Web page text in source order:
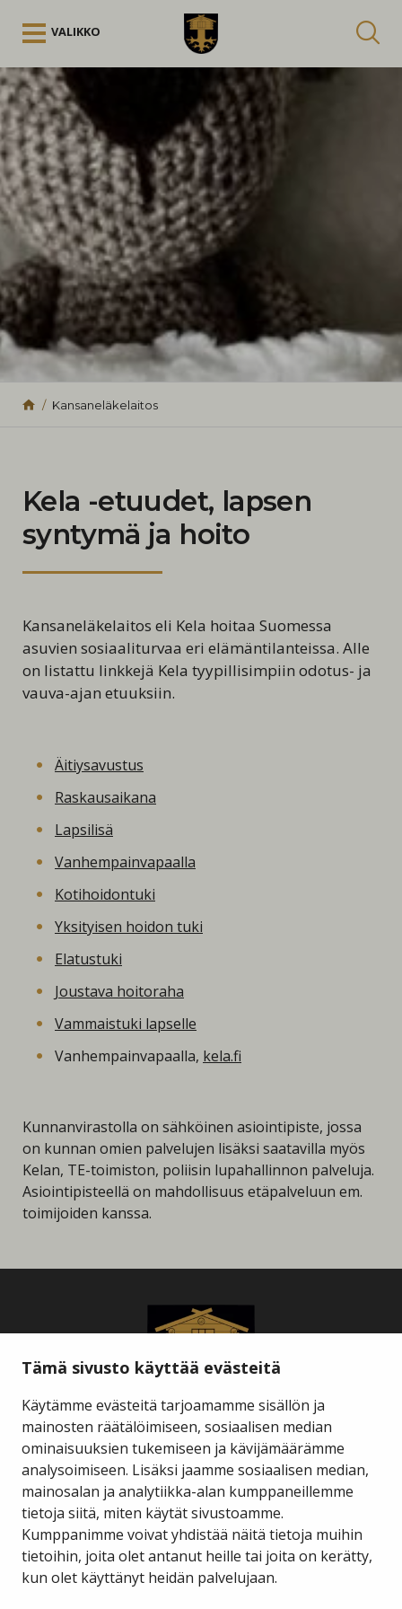
Tämä sivusto käyttää evästeitä
Käytämme evästeitä tarjoamamme sisällön ja
mainosten räätälöimiseen, sosiaalisen median
ominaisuuksien tukemiseen ja kävijämäärämme
analysoimiseen. Lisäksi jaamme sosiaalisen median,
mainosalan ja analytiikka-alan kumppaneillemme
tietoja siitä, miten käytät sivustoamme.
Kumppanimme voivat yhdistää näitä tietoja muihin
tietoihin, joita olet antanut heille tai joita on kerätty,
kun olet käyttänyt heidän palvelujaan.
VALIKKO
Kuuntele
Kansaneläkelaitos
Kela -etuudet, lapsen
syntymä ja hoito
Kansaneläkelaitos eli Kela hoitaa Suomessa
asuvien sosiaaliturvaa eri elämäntilanteissa. Alle
on listattu linkkejä Kela tyypillisimpiin odotus- ja
vauva-ajan etuuksiin.
Äitiysavustus
Raskausaikana
Lapsilisä
Vanhempainvapaalla
Kotihoidontuki
Yksityisen hoidon tuki
Elatustuki
Joustava hoitoraha
Vammaistuki lapselle
Vanhempainvapaalla, kela.fi
Kunnanvirastolla on sähköinen asiointipiste, jossa
on kunnan omien palvelujen lisäksi saatavilla myös
Kelan, TE-toimiston, poliisin lupahallinnon palveluja.
Asiointipisteellä on mahdollisuus etäpalveluun em.
toimijoiden kanssa.
Savukosken kunta
Kauppakuja 2 A 1
98800 Savukoski
hallinto@savukoski.fi